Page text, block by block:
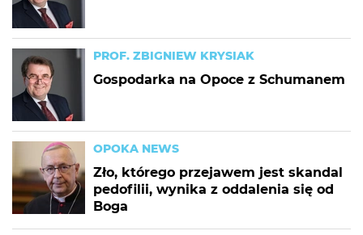
PROF. ZBIGNIEW KRYSIAK
Gospodarka na Opoce z Schumanem
OPOKA NEWS
Zło, którego przejawem jest skandal
pedofilii, wynika z oddalenia się od
Boga